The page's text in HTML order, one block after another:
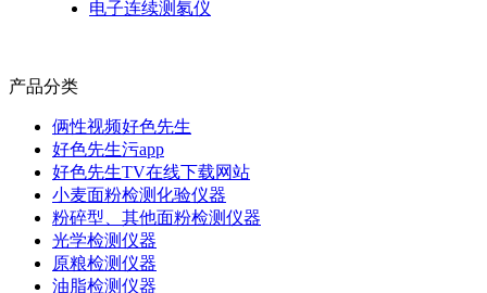
电子连续测氡仪
产品分类
俩性视频好色先生
好色先生污app
好色先生TV在线下载网站
小麦面粉检测化验仪器
粉碎型、其他面粉检测仪器
光学检测仪器
原粮检测仪器
油脂检测仪器